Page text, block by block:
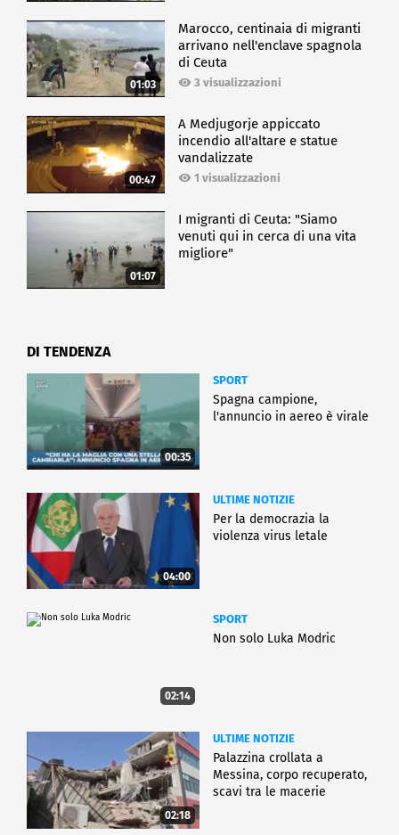
01:03
Marocco, centinaia di migranti
arrivano nell'enclave spagnola
di Ceuta
3 visualizzazioni
00:47
A Medjugorje appiccato
incendio all'altare e statue
vandalizzate
1 visualizzazioni
01:07
I migranti di Ceuta: "Siamo
venuti qui in cerca di una vita
migliore"
DI TENDENZA
00:35
SPORT
Spagna campione,
l'annuncio in aereo è virale
04:00
ULTIME NOTIZIE
Per la democrazia la
violenza virus letale
02:14
SPORT
Non solo Luka Modric
02:18
ULTIME NOTIZIE
Palazzina crollata a
Messina, corpo recuperato,
scavi tra le macerie